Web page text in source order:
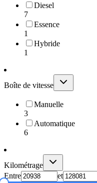
Diesel
7
Essence
1
Hybride
1
Boîte de vitesse
Manuelle
3
Automatique
6
Kilométrage
Entre
et